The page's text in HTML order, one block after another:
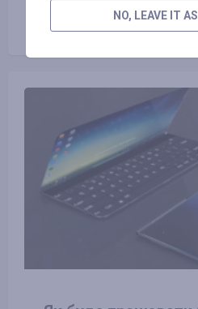
Види екологічно
транспорту і
NO, LEAVE IT